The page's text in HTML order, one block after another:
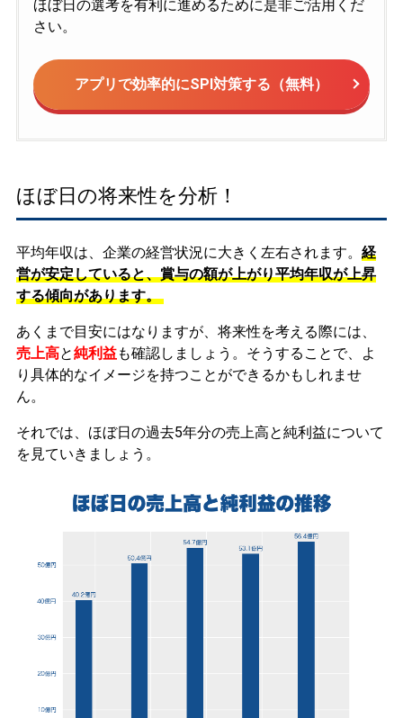
ほぼ日の選考を有利に進めるために是非ご活用くだ
さい。
アプリで効率的にSPI対策する（無料）
ほぼ日の将来性を分析！
平均年収は、企業の経営状況に大きく左右されます。 経
営が安定していると、賞与の額が上がり平均年収が上昇
する傾向があります。
あくまで目安にはなりますが、将来性を考える際には、
売上高と純利益も確認しましょう。そうすることで、よ
り具体的なイメージを持つことができるかもしれませ
ん。
それでは、ほぼ日の過去5年分の売上高と純利益について
を見ていきましょう。